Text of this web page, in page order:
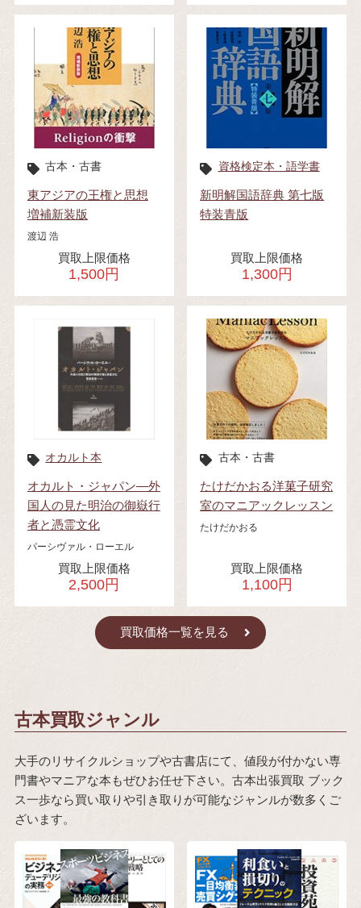
古本・古書
東アジアの王権と思想
増補新装版
渡辺 浩
買取上限価格
1,500円
資格検定本・語学書
新明解国語辞典 第七版
特装青版
買取上限価格
1,300円
オカルト本
オカルト・ジャパン―外
国人の見た明治の御嶽行
者と憑霊文化
パーシヴァル・ローエル
買取上限価格
2,500円
古本・古書
たけだかおる洋菓子研究
室のマニアックレッスン
たけだかおる
買取上限価格
1,100円
買取価格一覧を見る
古本買取ジャンル
大手のリサイクルショップや古書店にて、値段が付かない専
門書やマニアな本もぜひお任せ下さい。古本出張買取 ブック
ス一歩なら買い取りや引き取りが可能なジャンルが数多くご
ざいます。